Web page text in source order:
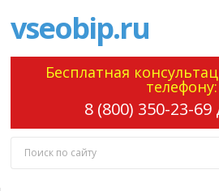
vseobip.ru
Бесплатная
телефону:
8 (800) 350-23-69